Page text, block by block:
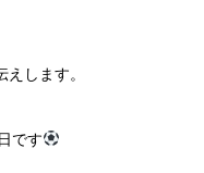
します。
です